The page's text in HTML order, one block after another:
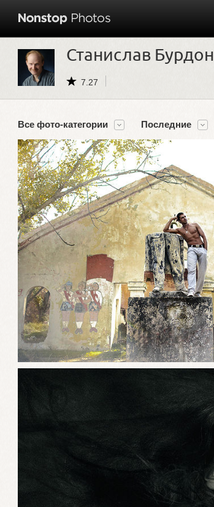
Станислав Бурдон
7.27
Все фото-категории Последние